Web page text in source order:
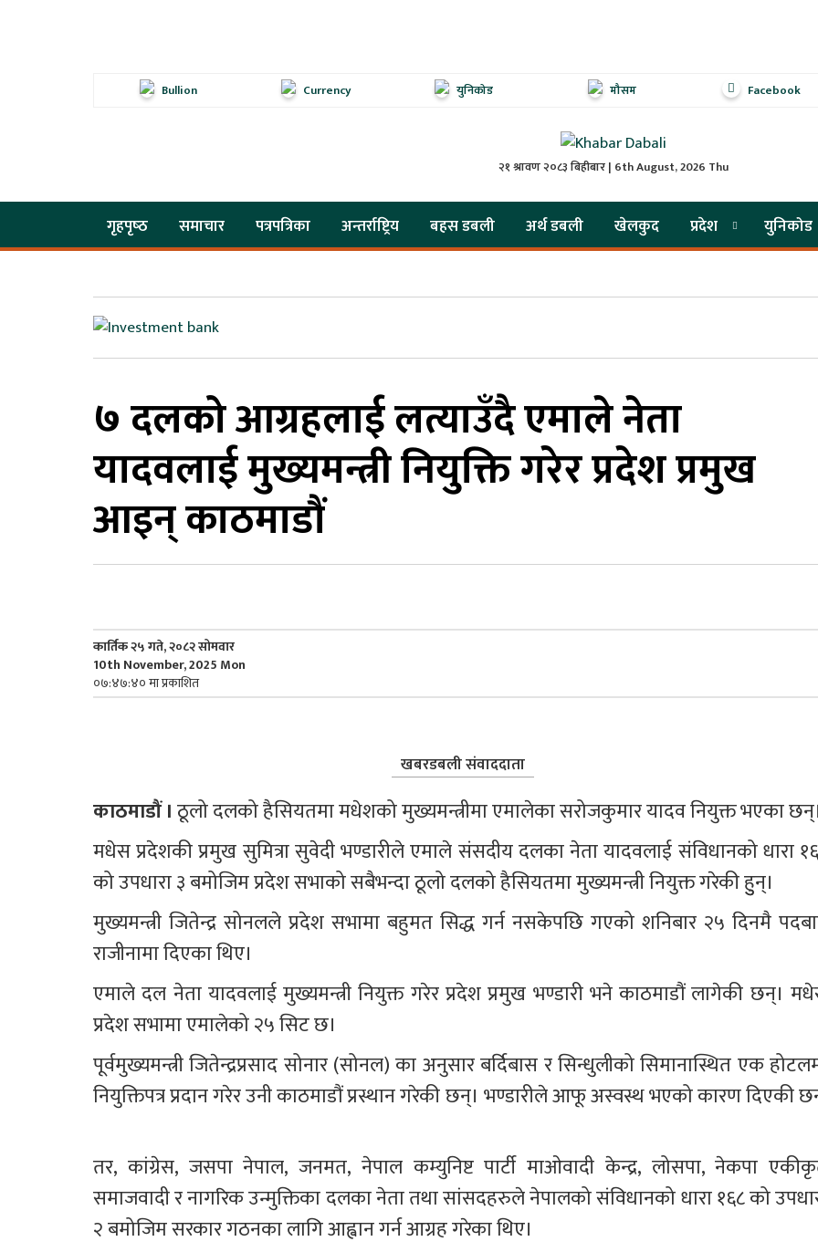
Bullion Currency युनिकोड मौसम Facebook
२१ श्रावण २०८३ बिहीबार | 6th August, 2026 Thu
गृहपृष्‍ठ समाचार पत्रपत्रिका अन्तर्राष्ट्रिय बहस डबली अर्थ डबली खेलकुद प्रदेश युनिकोड
७ दलको आग्रहलाई लत्याउँदै एमाले नेता
यादवलाई मुख्यमन्त्री नियुक्ति गरेर प्रदेश प्रमुख
आइन् काठमाडौं
कार्तिक २५ गते, २०८२ सोमवार
10th November, 2025 Mon
०७:४७:४० मा प्रकाशित
खबरडबली संवाददाता
काठमाडौं । ठूलो दलको हैसियतमा मधेशको मुख्यमन्त्रीमा एमालेका सरोजकुमार यादव नियुक्त भएका
मधेस प्रदेशकी प्रमुख सुमित्रा सुवेदी भण्डारीले एमाले संसदीय दलका नेता यादवलाई संविधानको धारा
को उपधारा ३ बमोजिम प्रदेश सभाको सबैभन्दा ठूलो दलको हैसियतमा मुख्यमन्त्री नियुक्त गरेकी हुुन्।
मुख्यमन्त्री जितेन्द्र सोनलले प्रदेश सभामा बहुमत सिद्ध गर्न नसकेपछि गएको शनिबार २५ दिनमै
राजीनामा दिएका थिए।
एमाले दल नेता यादवलाई मुख्यमन्त्री नियुक्त गरेर प्रदेश प्रमुख भण्डारी भने काठमाडौं लागेकी छन्।
प्रदेश सभामा एमालेको २५ सिट छ।
पूर्वमुख्यमन्त्री जितेन्द्रप्रसाद सोनार (सोनल) का अनुसार बर्दिबास र सिन्धुलीको सिमानास्थित एक
नियुक्तिपत्र प्रदान गरेर उनी काठमाडौं प्रस्थान गरेकी छन्। भण्डारीले आफू अस्वस्थ भएको कारण दिएकी
तर, कांग्रेस, जसपा नेपाल, जनमत, नेपाल कम्युनिष्ट पार्टी माओवादी केन्द्र, लोसपा, नेकपा
समाजवादी र नागरिक उन्मुक्तिका दलका नेता तथा सांसदहरुले नेपालको संविधानको धारा १६८ को
२ बमोजिम सरकार गठनका लागि आह्वान गर्न आग्रह गरेका थिए।